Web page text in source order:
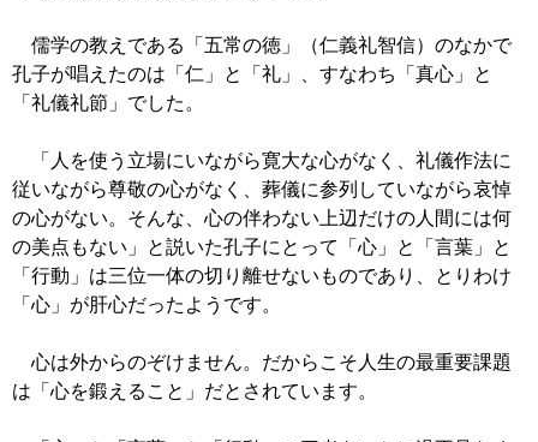
儒学の教えである「五常の徳」（仁義礼智信）のなかで
孔子が唱えたのは「仁」と「礼」、すなわち「真心」と
「礼儀礼節」でした。
「人を使う立場にいながら寛大な心がなく、礼儀作法に
従いながら尊敬の心がなく、葬儀に参列していながら哀悼
の心がない。そんな、心の伴わない上辺だけの人間には何
の美点もない」と説いた孔子にとって「心」と「言葉」と
「行動」は三位一体の切り離せないものであり、とりわけ
「心」が肝心だったようです。
心は外からのぞけません。だからこそ人生の最重要課題
は「心を鍛えること」だとされています。